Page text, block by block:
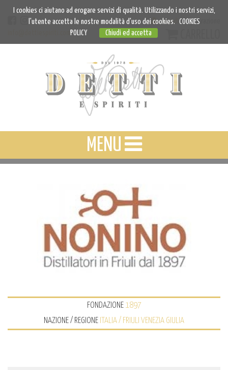
info@dettiespiriti.com
Accedi Registrazione
MENU
FONDAZIONE 1897
NAZIONE / REGIONE
ITALIA / FRIULI VENEZIA GIULIA
I cookies ci aiutano ad erogare servizi di qualità. Utilizzando i nostri servizi,
l'utente accetta le nostre modalità d'uso dei cookies. COOKIES
POLICY
Chiudi ed accetta